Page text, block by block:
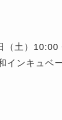
（土）
インキュベ